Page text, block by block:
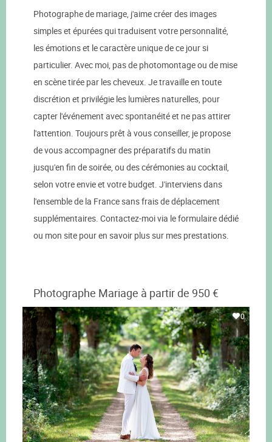
Photographe de mariage, j'aime créer des images
simples et épurées qui traduisent votre personnalité,
les émotions et le caractère unique de ce jour si
particulier. Avec moi, pas de photomontage ou de mise
en scène tirée par les cheveux. Je travaille en toute
discrétion et privilégie les lumières naturelles, pour
capter l'événement avec spontanéité et ne pas attirer
l'attention. Toujours prêt à vous conseiller, je propose
de vous accompagner des préparatifs du matin
jusqu'en fin de soirée, ou des cérémonies au cocktail,
selon votre envie et votre budget. J'interviens dans
l'ensemble de la France sans frais de déplacement
supplémentaires. Contactez-moi via le formulaire dédié
ou mon site pour en savoir plus sur mes prestations.
Photographe Mariage à partir de 950 €
0